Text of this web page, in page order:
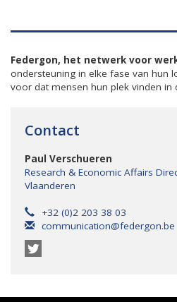
Federgon, het netwerk voor
ondersteuning in elke fase van hun
voor dat mensen hun plek vinden in
Contact
Paul Verschueren
Research & Economic Affairs
Vlaanderen
+32 (0)2 203 38 03
communication@federgon.be